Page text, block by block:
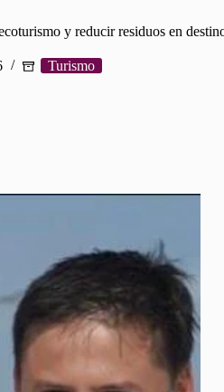
y reducir residuos en
Turismo